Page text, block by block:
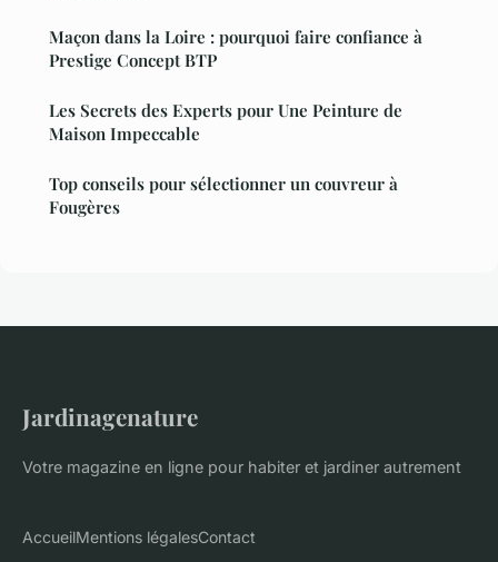
Maçon dans la Loire : pourquoi faire confiance à
Prestige Concept BTP
Les Secrets des Experts pour Une Peinture de
Maison Impeccable
Top conseils pour sélectionner un couvreur à
Fougères
Jardinagenature
Votre magazine en ligne pour habiter et jardiner autrement
AccueilMentions légalesContact